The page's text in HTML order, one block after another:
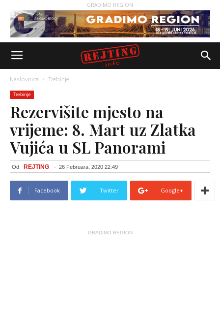
GRADIMO REGION
Naslovnica Trebinje
Trebinje
Rezervišite mjesto na
vrijeme: 8. Mart uz Zlatka
Vujića u SL Panorami
Od REJTING - 26 Februara, 2020 22:49
Facebook Twitter Google+
GRADIMO REGION